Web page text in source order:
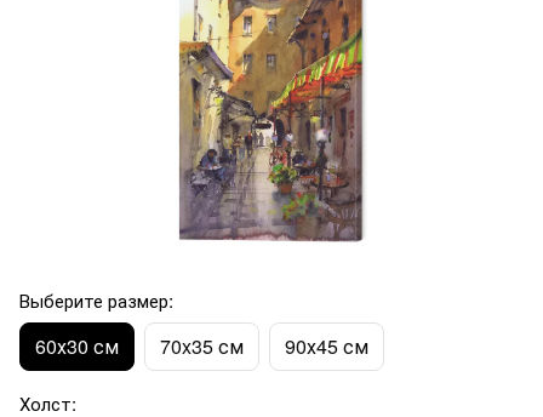
Выберите размер:
60х30 см 70x35 см 90х45 см
Холст: